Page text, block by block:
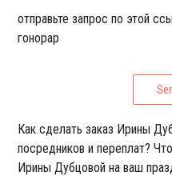
отправьте запрос по этой
гонорар
Как сделать заказ Ирины
посредников и переплат?
Ирины Дубцовой на ваш